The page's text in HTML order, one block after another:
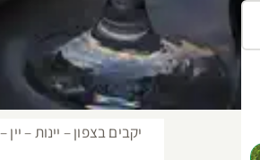
יקבים בצפון – יינות –